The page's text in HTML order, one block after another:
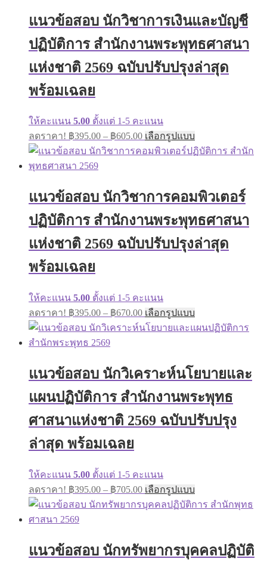
options
be
chosen
on
the
แนวข้อสอบ นักวิชาการเงินและบัญชี
ปฏิบัติการ สำนักงานพระพุทธศาสนา
แห่งชาติ 2569 ฉบับปรับปรุงล่าสุด
พร้อมเฉลย
ให้คะแนน 5.00 ตั้งแต่ 1-5 คะแนน
ลดราคา! ฿395.00 – ฿605.00Price
range:
฿395.00
เลือกรูปแบบ
product
has
The
options
be
chosen
on
the
แนวข้อสอบ นักวิชาการคอมพิวเตอร์
ปฏิบัติการ สำนักงานพระพุทธศาสนา
แห่งชาติ 2569 ฉบับปรับปรุงล่าสุด
พร้อมเฉลย
ให้คะแนน 5.00 ตั้งแต่ 1-5 คะแนน
ลดราคา! ฿395.00 – ฿670.00Price
range:
฿395.00
เลือกรูปแบบ
product
has
options
be
chosen
on
the
แนวข้อสอบ นักวิเคราะห์นโยบายและ
แผนปฏิบัติการ สำนักงานพระพุทธ
ศาสนาแห่งชาติ 2569 ฉบับปรับปรุง
ล่าสุด พร้อมเฉลย
ให้คะแนน 5.00 ตั้งแต่ 1-5 คะแนน
ลดราคา! ฿395.00 – ฿705.00Price
range:
฿395.00
เลือกรูปแบบ
product
has
options
แนวข้อสอบ นักทรัพยากรบุคคลปฏิบัติ